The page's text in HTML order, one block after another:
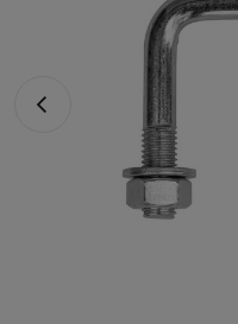
Vorheriges Foto